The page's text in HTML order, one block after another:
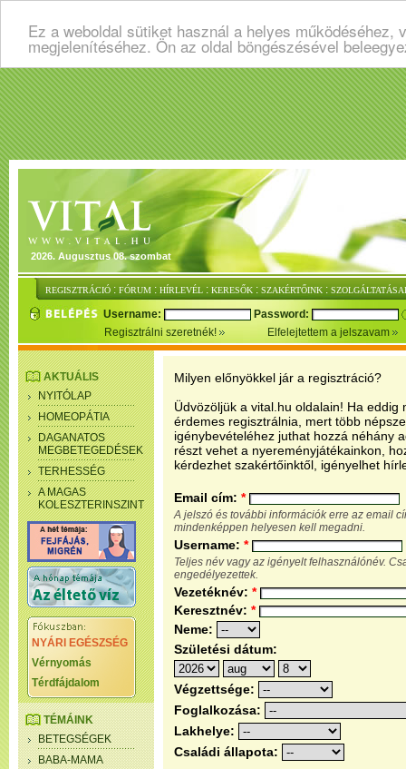
Ez a weboldal sütiket használ a helyes
megjelenítéséhez. Ön az oldal böngészésével
2026. Augusztus 08. szombat
REGISZTRÁCIÓ : FÓRUM : HÍRLEVÉL : KERESŐK : SZAKÉRTŐINK :
Username:
Password:
Regisztrálni szeretnék!
Elfelejtettem a jelszavam
AKTUÁLIS
NYITÓLAP
HOMEOPÁTIA
DAGANATOS
MEGBETEGEDÉSEK
TERHESSÉG
A MAGAS
KOLESZTERINSZINT
NYÁRI EGÉSZSÉG
Vérnyomás
Térdfájdalom
TÉMÁINK
BETEGSÉGEK
BABA-MAMA
Milyen előnyökkel jár a regisztráció?
Üdvözöljük a vital.hu oldalain! Ha eddig
érdemes regisztrálnia, mert több
igénybevételéhez juthat hozzá néhány
részt vehet a nyereményjátékainkon,
kérdezhet szakértőinktől, igényelhet
Email cím: *
A jelszó és további információk erre az email
mindenképpen helyesen kell megadni.
Username: *
Teljes név vagy az igényelt felhasználónév.
engedélyezettek.
Vezetéknév: *
Keresztnév: *
Neme:
Születési dátum:
Végzettsége:
Foglalkozása:
Lakhelye:
Családi állapota: